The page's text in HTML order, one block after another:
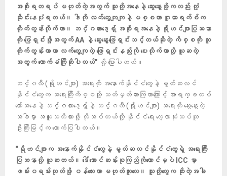
အစိုးရတရပ် မဟုတ်တဲ့အတွက် သူတို့အနေနဲ့ ဆွေးနွေးဖို့ကလည်း တုံ့
ဆိုင်းနေပုံရတယ်။ ဒါကို လက်တွေ့ကျကျနဲ့ မစ္စတာ ဂူတာရက်စ်က
တိုက်တွန်းလိုက်တာ။ ဘင်္ဂလားဒေ့ရှ် အစိုးရအနေနဲ့ ရိုဟင်ဂျာပြဿနာ
ကို ဖြေရှင်းဖို့အတွက် AA နဲ့ ဆွေးနွေးဖြေရှင်းသင့်တယ်ဆိုတဲ့ ကိစ္စကို သူ
တိုက်တွန်းတာဟာ လက်တွေ့ကျတဲ့ ဖြေရှင်းနည်းကို ပေးလိုက်တာလို့ ယူဆတဲ့
အတွက် ထောက်ခံကြိုဆိုပါတယ်” လို့ ပြောပါတယ်။
ဘင်္ဂလီ (ရိုဟင်ဂျာ) အရေးကို အနောက်နိုင်ငံတွေနဲ့ မွတ်ဆလင်
နိုင်ငံတွေက အရေးကြီးကိစ္စလို့ သတ်မှတ်ထားကြတာကြောင့် အာရက္ခတပ်
တော်အနေနဲ့ ဘင်္ဂလားဒေ့ရှ်နဲ့ ဘင်္ဂလီ (ရိုဟင်ဂျာ) အရေးကို ဆွေးနွေးတဲ့
အခါမှာ အထူးသတိထားဖို့ လိုအပ်တယ်လို့ နိုင်ငံရေး လေ့လာသုံးသပ်သူ
ဦးကြီးမြင့်က ထောက်ပြပါတယ်။
“ရိုဟင်ဂျာက အနောက်နိုင်ငံတွေနဲ့ မွတ်ဆလင်နိုင်ငံတွေရဲ့ အရေးကြီး
ပြဿနာလို့ ယူဆတယ်။ ဒေါ်အောင်ဆန်းစုကြည်ကိုတောင်မှပဲ ICC မှာ
ဖမ်းဝရမ်းထုတ်ဖို့ ဝန်လေးတာ မဟုတ်ဘူးလေ။ သူတို့တွေက ဆိုတဲ့အခါ